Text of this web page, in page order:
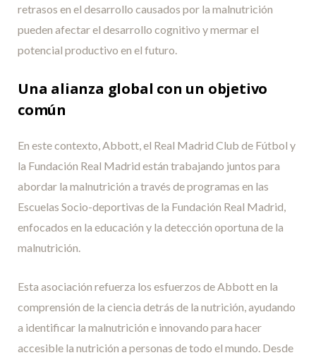
retrasos en el desarrollo causados por la malnutrición
pueden afectar el desarrollo cognitivo y mermar el
potencial productivo en el futuro.
Una alianza global con un objetivo
común
En este contexto, Abbott, el Real Madrid Club de Fútbol y
la Fundación Real Madrid están trabajando juntos para
abordar la malnutrición a través de programas en las
Escuelas Socio-deportivas de la Fundación Real Madrid,
enfocados en la educación y la detección oportuna de la
malnutrición.
Esta asociación refuerza los esfuerzos de Abbott en la
comprensión de la ciencia detrás de la nutrición, ayudando
a identificar la malnutrición e innovando para hacer
accesible la nutrición a personas de todo el mundo. Desde